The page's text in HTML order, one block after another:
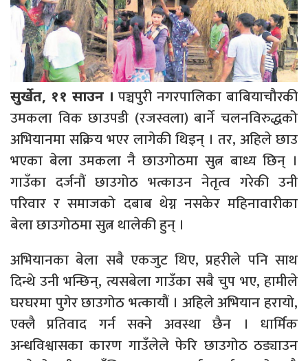
सुर्खेत, ११ साउन । पञ्चपुरी नगरपालिका बाबियाचौरकी
उमकला विक छाउपडी (रजस्वला) बार्ने चलनविरुद्धको
अभियानमा सक्रिय भएर लागेकी थिइन् । तर, अहिले छाउ
भएका बेला उमकला नै छाउगोठमा सुत्न बाध्य छिन् ।
गाउँका दर्जनौं छाउगोठ भत्काउन नेतृत्व गरेकी उनी
परिवार र समाजको दबाब थेग्न नसकेर महिनावारीका
बेला छाउगोठमा सुत्न थालेकी हुन् ।
अभियानका बेला सबै एकजुट थिए, प्रहरीले पनि साथ
दिन्थे उनी भन्छिन्, त्यसबेला गाउँका सबै चुप भए, हामीले
घरघरमा पुगेर छाउगोठ भत्कायौं । अहिले अभियान हरायो,
एक्लै प्रतिवाद गर्न सक्ने अवस्था छैन । धार्मिक
अन्धविश्वासका कारण गाउँलेले फेरि छाउगोठ ठड्याउन